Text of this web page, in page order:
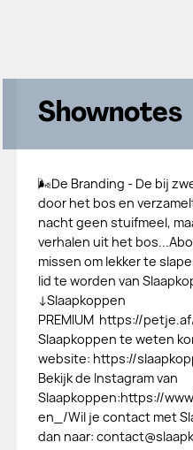
Shownotes
🌬De Branding - De bij
door het bos en
nacht geen stuifmeel,
verhalen uit het
missen om lekker te
lid te worden van
↓Slaapkoppen
PREMIUM https://
Slaapkoppen te weten
website: https://
Bekijk de Instagram van
Slaapkoppen:https://
en_/Wil je contact met
dan naar: